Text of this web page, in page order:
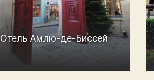
Отель Амлю-де-Биссей